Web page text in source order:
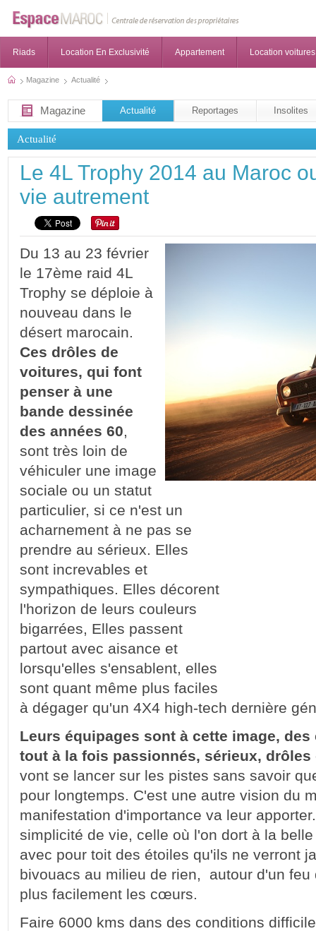
Riads Location En Exclusivité Appartement Location voitures
Magazine Actualité
Magazine Actualité Reportages Insolites
Actualité
Le 4L Trophy 2014 au Maroc
vie autrement
Du 13 au 23 février
le 17ème raid 4L
Trophy se déploie à
nouveau dans le
désert marocain.
Ces drôles de
voitures, qui font
penser à une
bande dessinée
des années 60,
sont très loin de
véhiculer une image
sociale ou un statut
particulier, si ce n'est un
acharnement à ne pas se
prendre au sérieux. Elles
sont increvables et
sympathiques. Elles décorent
l'horizon de leurs couleurs
bigarrées, Elles passent
partout avec aisance et
lorsqu'elles s'ensablent, elles
sont quant même plus faciles
à dégager qu'un 4X4 high-tech dernière
Leurs équipages sont à cette image,
tout à la fois passionnés, sérieux,
vont se lancer sur les pistes sans savoir
pour longtemps. C'est une autre vision du
manifestation d'importance va leur
simplicité de vie, celle où l'on dort à la
avec pour toit des étoiles qu'ils ne verront
bivouacs au milieu de rien, autour d'un
plus facilement les cœurs.
Faire 6000 kms dans des conditions